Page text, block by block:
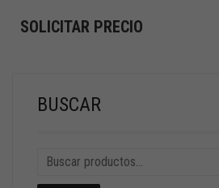
SOLICITAR PRECIO
BUSCAR